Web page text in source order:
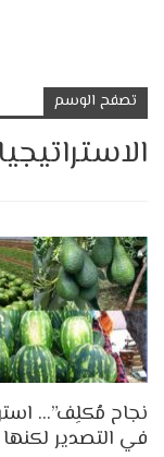
تصفح الوسم
نجاح مُكلِف”…
في التصدير